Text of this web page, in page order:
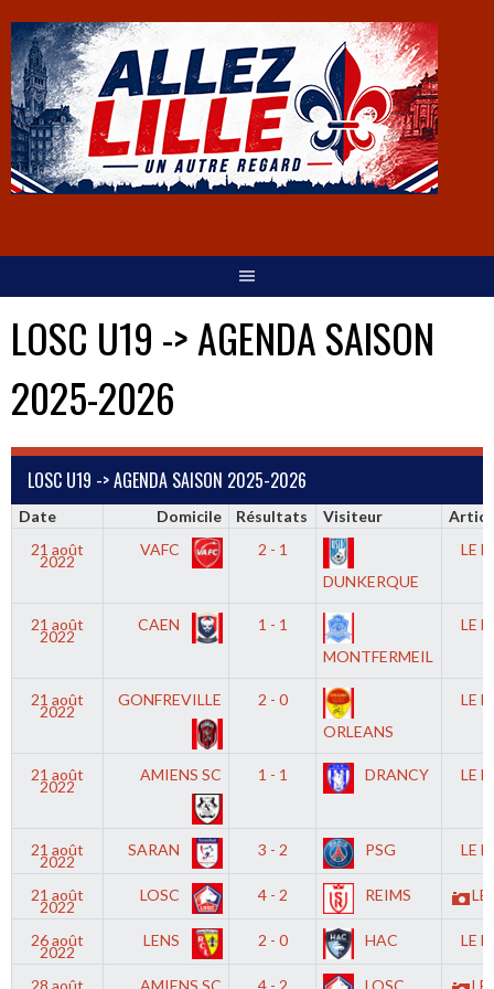
LOSC U19 -> AGENDA SAISON
2025-2026
LOSC U19 -> AGENDA SAISON 2025-2026
Date Domicile Résultats Visiteur
21 août
2022
VAFC
2 - 1
DUNKERQUE
LE
21 août
2022
CAEN
1 - 1
MONTFERMEIL
LE
21 août
2022
GONFREVILLE
2 - 0
ORLEANS
LE
21 août
2022
AMIENS SC 1 - 1 DRANCY LE
21 août
2022
SARAN 3 - 2 PSG LE
21 août
2022
LOSC 4 - 2 REIMS LE
26 août
2022
LENS 2 - 0 HAC LE
28 août AMIENS SC 4 - 2 LOSC LE